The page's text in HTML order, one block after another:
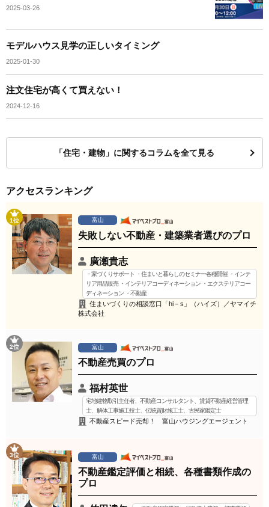
2025-03-26
モデルハウス見学の正しいタイミング
2025-01-30
注文住宅が高くて買えない！
2024-12-16
「住宅・建物」に関するコラムを全て見る
アクセスランキング
1位 富山
失敗しない不動産・建築業者選びのプロ
廣瀬貴志
・家づくりサポート ・住まいと暮らしのセミナー各種開催 ・インテ
リア用品販売 ・インテリアコーディネーション ・エクステリアコー
ディネーション ・不動産
住まいづくりの相談窓口「hi－s」（ハイズ）／ヤマイチ
株式会社
2位 富山
不動産売買のプロ
福村英世
宅地建物取引主任者、不動産コンサルタント、賃貸不動産経営管理
士、解体工事施工技士、伝統資財施工士、古民家鑑定士
不動産スピード売却！ 富山ハウジングエージェント
3位 富山
不動産鑑定評価と相続、各種書類作成の
プロ